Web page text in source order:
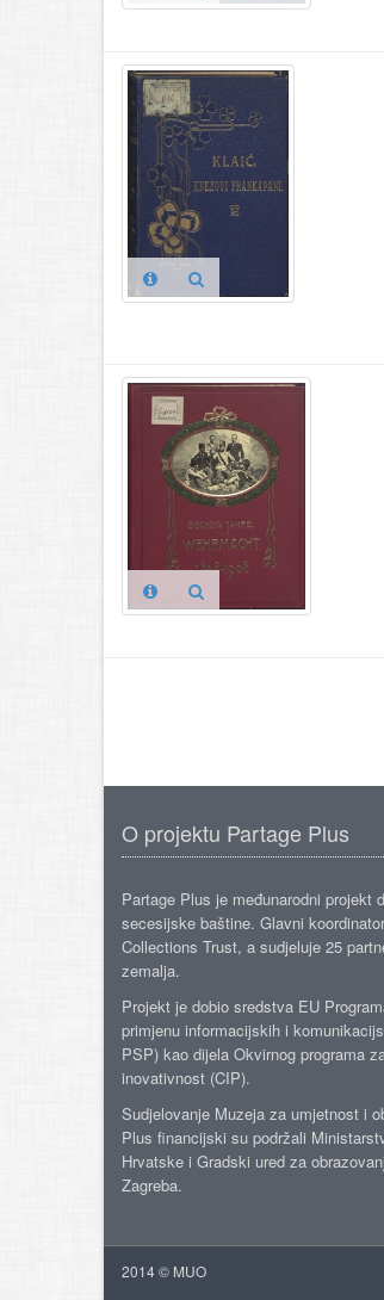
O projektu Partage Plus
Partage Plus je međunarodni projekt
secesijske baštine. Glavni
Collections Trust, a sudjeluje 25
zemalja.
Projekt je dobio sredstva EU
primjenu informacijskih i
PSP) kao dijela Okvirnog programa
inovativnost (CIP).
Sudjelovanje Muzeja za umjetnost i
Plus financijski su podržali
Hrvatske i Gradski ured za
Zagreba.
2014 © MUO